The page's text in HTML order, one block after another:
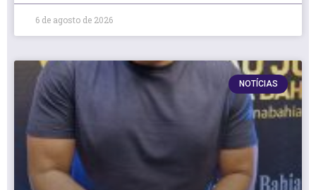
6 de agosto de 2026
NOTÍCIAS